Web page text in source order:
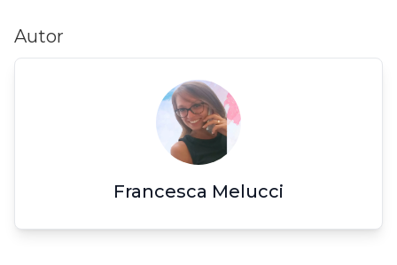
Autor
Francesca Melucci